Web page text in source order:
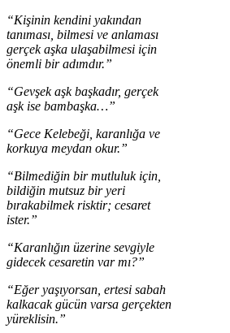
“Kişinin kendini yakından
tanıması, bilmesi ve anlaması
gerçek aşka ulaşabilmesi için
önemli bir adımdır.”
“Gevşek aşk başkadır, gerçek
aşk ise bambaşka…”
“Gece Kelebeği, karanlığa ve
korkuya meydan okur.”
“Bilmediğin bir mutluluk için,
bildiğin mutsuz bir yeri
bırakabilmek risktir; cesaret
ister.”
“Karanlığın üzerine sevgiyle
gidecek cesaretin var mı?”
“Eğer yaşıyorsan, ertesi sabah
kalkacak gücün varsa gerçekten
yüreklisin.”